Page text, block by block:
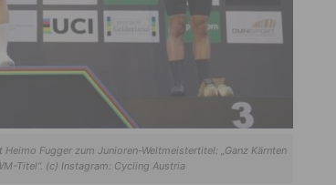
Fugger zum Junioren-Weltmeistertitel: „Ganz Kärnten
Titel“. (c) Instagram: Cycling Austria